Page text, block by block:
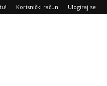
Korisnički račun Ulogiraj se